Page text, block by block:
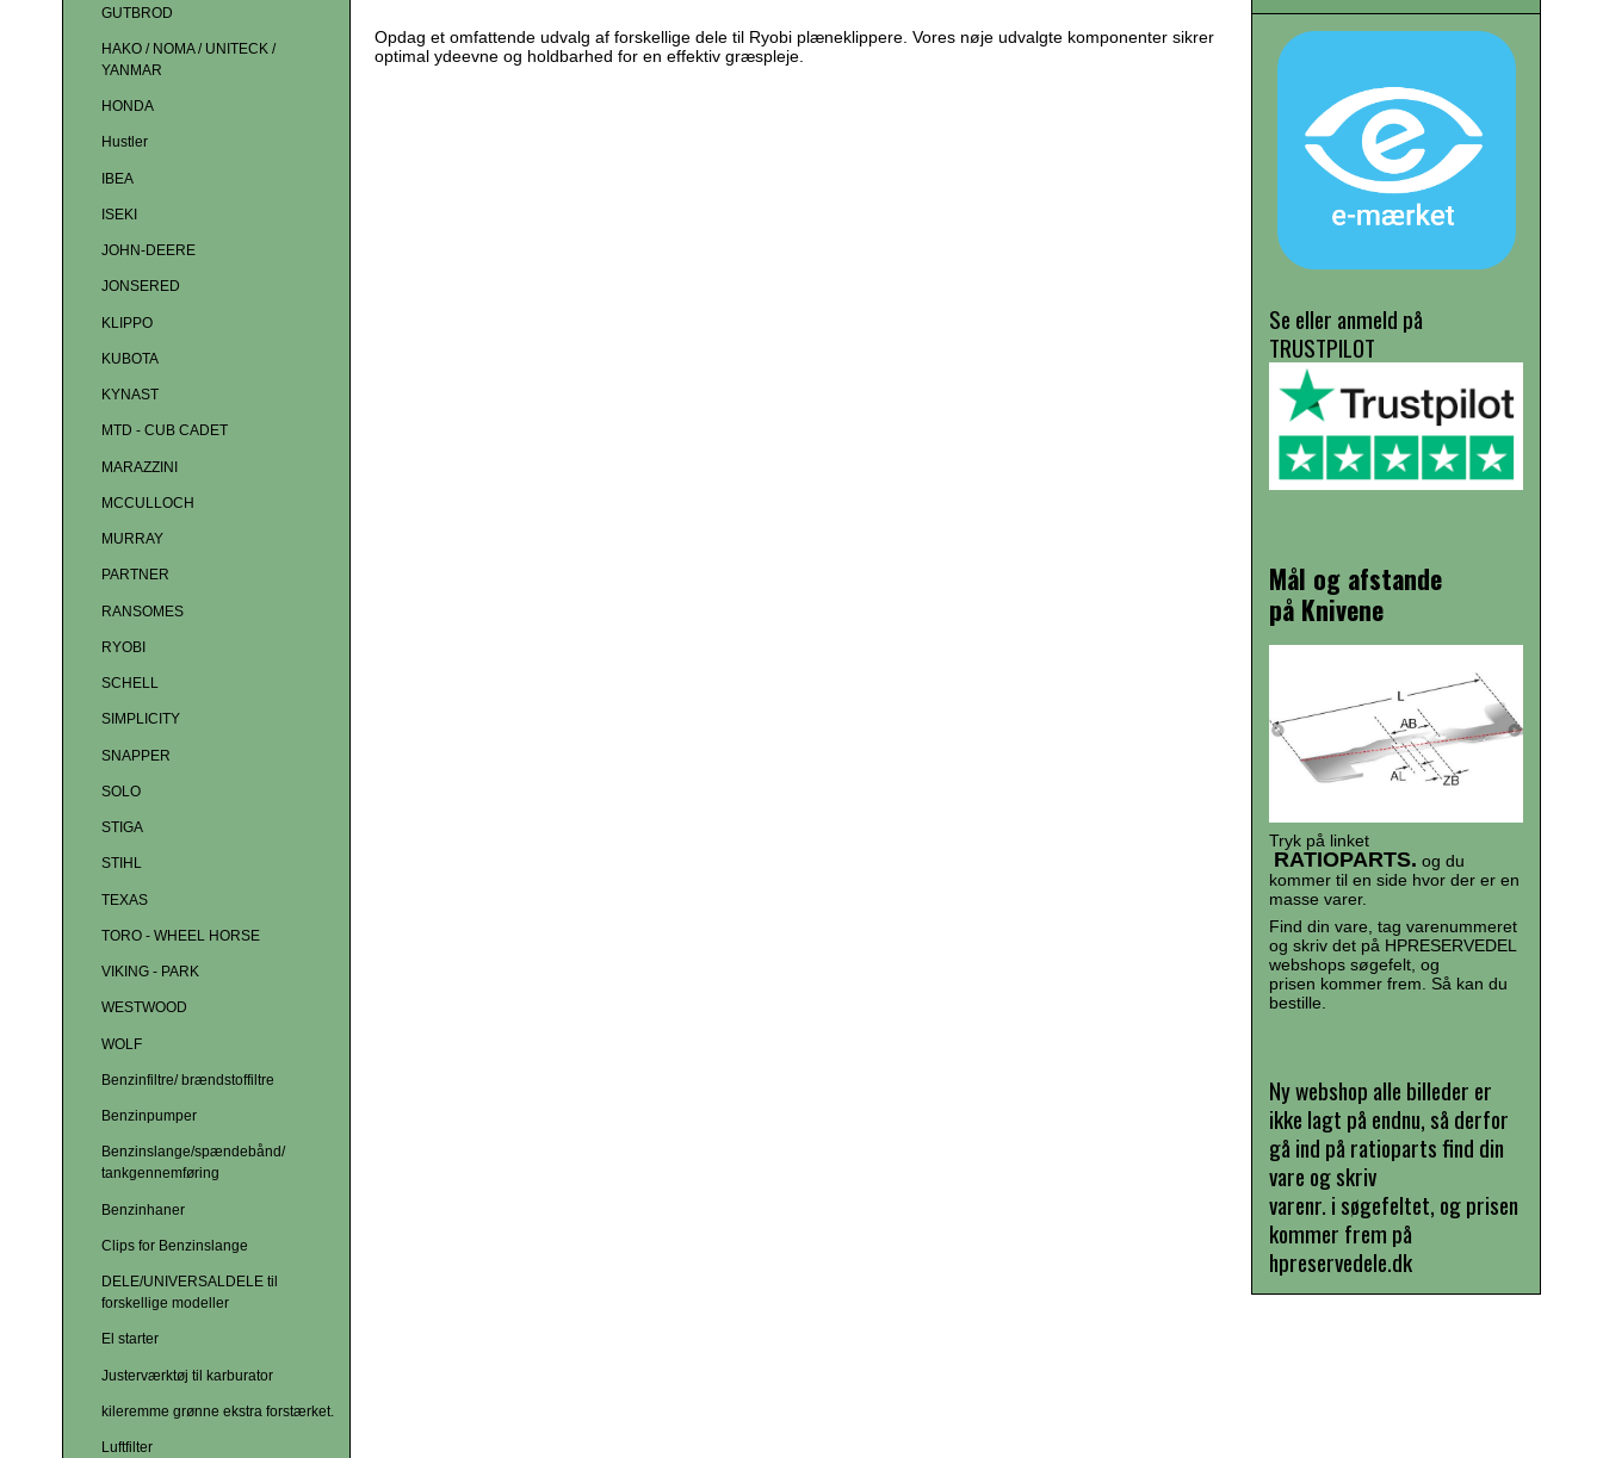
GUTBROD
HAKO / NOMA / UNITECK /
YANMAR
HONDA
Hustler
IBEA
ISEKI
JOHN-DEERE
JONSERED
KLIPPO
KUBOTA
KYNAST
MTD - CUB CADET
MARAZZINI
MCCULLOCH
MURRAY
PARTNER
RANSOMES
RYOBI
SCHELL
SIMPLICITY
SNAPPER
SOLO
STIGA
STIHL
TEXAS
TORO - WHEEL HORSE
VIKING - PARK
WESTWOOD
WOLF
Benzinfiltre/ brændstoffiltre
Benzinpumper
Benzinslange/spændebånd/
tankgennemføring
Benzinhaner
Clips for Benzinslange
DELE/UNIVERSALDELE til
forskellige modeller
El starter
Justerværktøj til karburator
kileremme grønne ekstra forstærket.
Luftfilter
Opdag et omfattende udvalg af forskellige dele til Ryobi plæneklippere. Vores nøje udvalgte komponenter sikrer
optimal ydeevne og holdbarhed for en effektiv græspleje.
Se eller anmeld på
TRUSTPILOT
Mål og afstande
på Knivene
Tryk på linket
RATIOPARTS. og du
kommer til en side hvor der er en
masse varer.
Find din vare, tag varenummeret
og skriv det på HPRESERVEDEL
webshops søgefelt, og
prisen kommer frem. Så kan du
bestille.
Ny webshop alle billeder er
ikke lagt på endnu, så derfor
gå ind på ratioparts find din
vare og skriv
varenr. i søgefeltet, og prisen
kommer frem på
hpreservedele.dk